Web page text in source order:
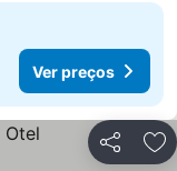
Ver preços
Partilhar